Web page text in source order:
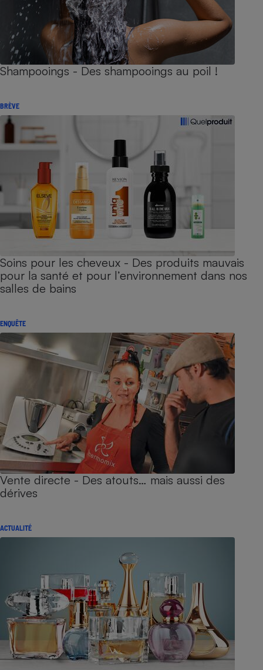
Shampooings - Des shampooings au poil !
BRÈVE
Soins pour les cheveux - Des produits mauvais
pour la santé et pour l’environnement dans nos
salles de bains
ENQUÊTE
Vente directe - Des atouts… mais aussi des
dérives
ACTUALITÉ